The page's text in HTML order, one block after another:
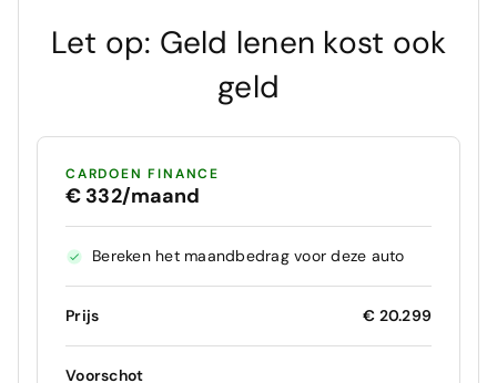
Let op: Geld lenen kost ook
geld
CARDOEN FINANCE
€ 332/maand
Bereken het maandbedrag voor deze auto
Prijs € 20.299
Voorschot